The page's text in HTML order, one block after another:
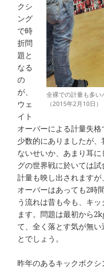
全裸での計量も多い
（2015年2月10日）
クシ
ング
で時
折問
題と
なる
の
が、
ウェ
イト
オーバーによる計量失
少数的にありましたが
ないせいか、あまり耳
グの世界戦に於いては
計量も映し出されます
オーバーはあっても2時
う流れは昔も今も、キ
ます。問題は最初から
て、全く落とす気が無
とでしょう。
昨年のあるキックボク